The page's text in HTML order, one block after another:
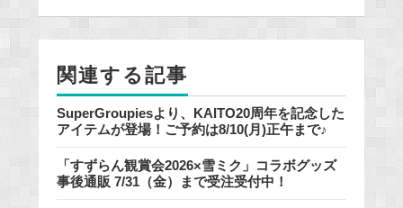
k
関連する記事
SuperGroupiesより、KAITO20周年を記念した
アイテムが登場！ご予約は8/10(月)正午まで♪
「すずらん観賞会2026×雪ミク」コラボグッズ
事後通販 7/31（金）まで受注受付中！